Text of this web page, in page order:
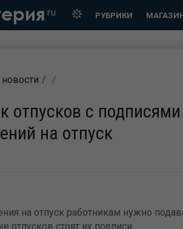
ru РУБРИКИ
новости
отпусков с
на отпуск
на отпуск работникам нужно
отпусков стоят их подписи.